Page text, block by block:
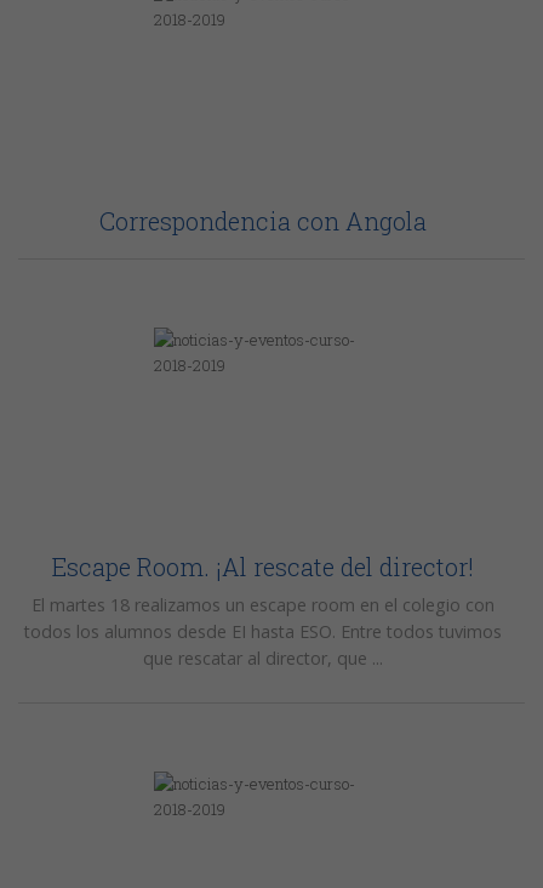
Correspondencia con Angola
Escape Room. ¡Al rescate del director!
El martes 18 realizamos un escape room en el colegio con
todos los alumnos desde EI hasta ESO. Entre todos tuvimos
que rescatar al director, que ...